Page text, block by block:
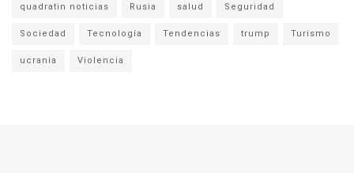
quadratin noticias Rusia salud Seguridad
Sociedad Tecnología Tendencias trump Turismo
ucrania Violencia